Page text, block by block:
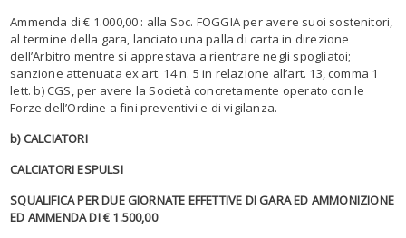
Ammenda di € 1.000,00 : alla Soc. FOGGIA per avere suoi sostenitori,
al termine della gara, lanciato una palla di carta in direzione
dell’Arbitro mentre si apprestava a rientrare negli spogliatoi;
sanzione attenuata ex art. 14 n. 5 in relazione all’art. 13, comma 1
lett. b) CGS, per avere la Società concretamente operato con le
Forze dell’Ordine a fini preventivi e di vigilanza.
b) CALCIATORI
CALCIATORI ESPULSI
SQUALIFICA PER DUE GIORNATE EFFETTIVE DI GARA ED AMMONIZIONE
ED AMMENDA DI € 1.500,00